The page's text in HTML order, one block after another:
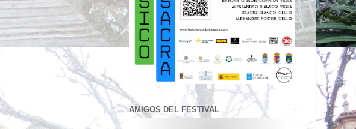
AMIGOS DEL FESTIVAL